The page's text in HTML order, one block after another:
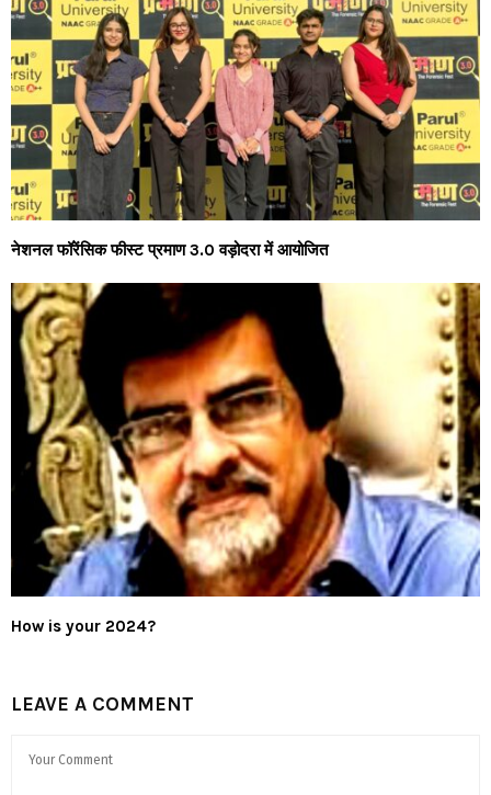
नेशनल फॉरेंसिक फीस्ट प्रमाण 3.0 वड़ोदरा में आयोजित
How is your 2024?
LEAVE A COMMENT